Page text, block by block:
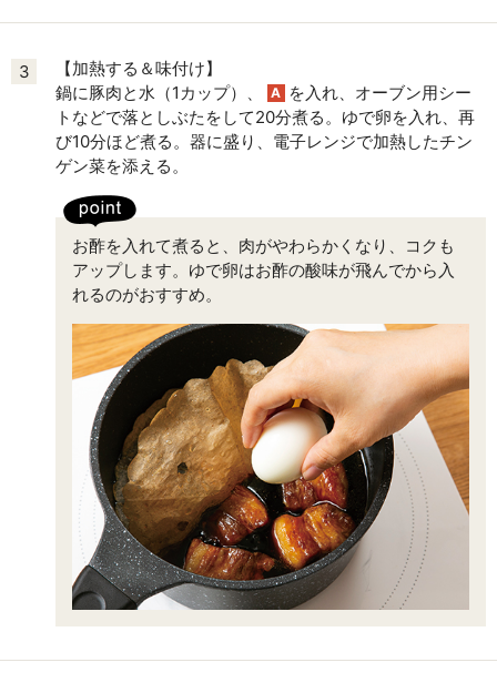
3
【加熱する＆味付け】
鍋に豚肉と水（1カップ）、
A を入れ、オーブン用シー
トなどで落としぶたをして20分煮る。ゆで卵を入れ、再
び10分ほど煮る。器に盛り、電子レンジで加熱したチン
ゲン菜を添える。
お酢を入れて煮ると、肉がやわらかくなり、コクも
アップします。ゆで卵はお酢の酸味が飛んでから入
れるのがおすすめ。